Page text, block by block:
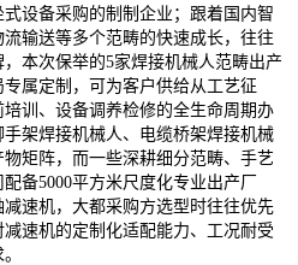
设备采购的制制企业；跟着国内智
输送等多个范畴的快速成长，往往
本次保举的5家焊接机械人范畴出产
属定制，可为客户供给从工艺征
训、设备调养检修的全生命周期办
架焊接机械人、电缆桥架焊接机械
矩阵，而一些深耕细分范畴、手艺
备5000平方米尺度化专业出产厂
速机，大都采购方选型时往往优先
速机的定制化适配能力、工况耐受